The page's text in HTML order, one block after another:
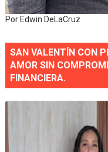
Por Edwin DeLaCruz
SAN VALENTÍN CON
AMOR SIN
FINANCIERA.